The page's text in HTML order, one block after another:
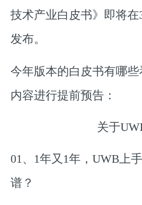
技术产业白皮书》即将
发布。
今年版本的白皮书有哪
内容进行提前预告：
关于
01、 1年又1年，UWB上
谱？